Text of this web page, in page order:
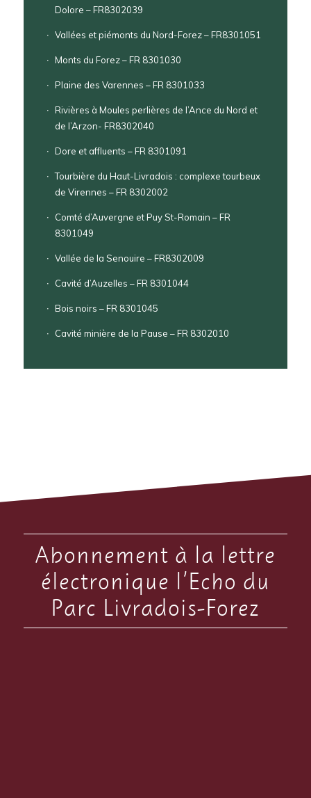
Dolore – FR8302039
Vallées et piémonts du Nord-Forez – FR8301051
Monts du Forez – FR 8301030
Plaine des Varennes – FR 8301033
Rivières à Moules perlières de l’Ance du Nord et
de l’Arzon- FR8302040
Dore et affluents – FR 8301091
Tourbière du Haut-Livradois : complexe tourbeux
de Virennes – FR 8302002
Comté d’Auvergne et Puy St-Romain – FR
8301049
Vallée de la Senouire – FR8302009
Cavité d’Auzelles – FR 8301044
Bois noirs – FR 8301045
Cavité minière de la Pause – FR 8302010
Abonnement à la lettre
électronique l’Echo du
Parc Livradois-Forez